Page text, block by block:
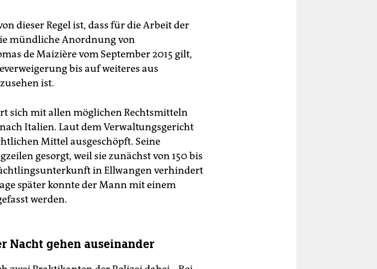
dieser Regel ist, dass für die Arbeit der
mündliche Anordnung von
de Maizière vom September 2015 gilt,
bis auf weiteres aus
ist.
sich mit allen möglichen Rechtsmitteln
Italien. Laut dem Verwaltungsgericht
Mittel ausgeschöpft. Seine
gesorgt, weil sie zunächst von 150 bis
in Ellwangen verhindert
später konnte der Mann mit einem
werden.
Nacht gehen auseinander